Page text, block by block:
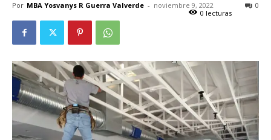
Por MBA Yosvanys R Guerra Valverde - noviembre 9, 2022
0
0 lecturas